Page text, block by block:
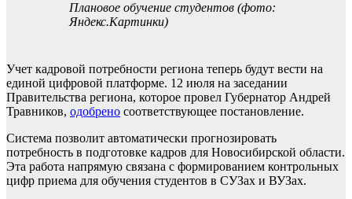
Плановое обучение студентов (фото:
Яндекс.Картинки)
Учет кадровой потребности региона теперь будут вести на
единой цифровой платформе. 12 июля на заседании
Правительства региона, которое провел Губернатор Андрей
Травников, одобрено соответствующее постановление.
Система позволит автоматически прогнозировать
потребность в подготовке кадров для Новосибирской области.
Эта работа напрямую связана с формированием контрольных
цифр приема для обучения студентов в СУЗах и ВУЗах.